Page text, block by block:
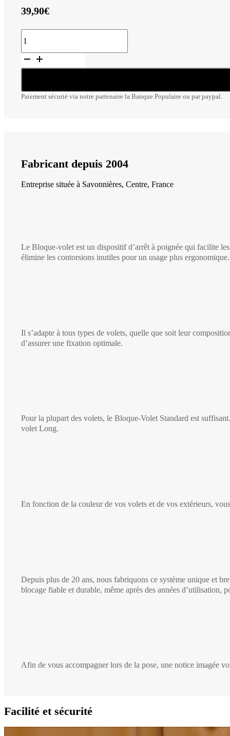
39,90€
de
Bloque-
Paiement sécurié via notre partenaire la Banque Populaire ou par paypal.
Fabricant depuis 2004
Entreprise située à Savonnières, Centre, France
Le Bloque-volet est un dispositif d’arrêt à poignée qui facilite
élimine les contorsions inutiles pour un usage plus ergonomique.
Il s’adapte à tous types de volets, quelle que soit leur
d’assurer une fixation optimale.
Pour la plupart des volets, le Bloque-Volet Standard est
volet Long.
En fonction de la couleur de vos volets et de vos extérieurs,
Depuis plus de 20 ans, nous fabriquons ce système unique et
blocage fiable et durable, même après des années
Afin de vous accompagner lors de la pose, une notice imagée
Facilité et sécurité